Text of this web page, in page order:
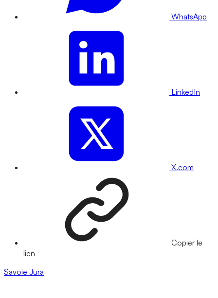
WhatsApp
LinkedIn
X.com
Copier le
lien
Savoie Jura